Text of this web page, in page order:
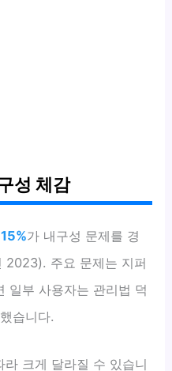
성 체감
15%가 내구성 문제를 경
2023). 주요 문제는 지퍼
일부 사용자는 관리법 덕
습니다.
크게 달라질 수 있습니